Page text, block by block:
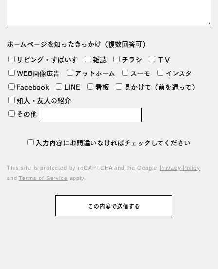
ホームページを知ったきっかけ （複数回答可）
リビング・すぱいす
雑誌 チラシ
ＴＶ
WEB画像広告
アットホーム スーモ
インスタ
Facebook
LINE 看板
見かけて（前を通って）
知人・友人の紹介
その他
入力内容にお間違いなければチェックしてください
This site is protected by reCAPTCHA and the Google
Privacy Policy
andTerms of Service apply.